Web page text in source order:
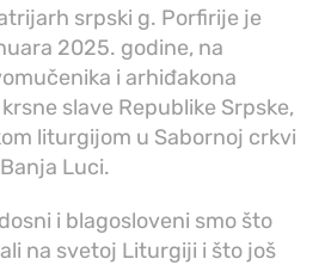
srpski g. Porfirije je
2025. godine, na
i arhiđakona
slave Republike Srpske,
liturgijom u Sabornoj crkvi
Luci.
i blagosloveni smo što
na svetoj Liturgiji i što još